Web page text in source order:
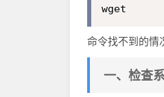
wget
命令找不到的情
一、检查